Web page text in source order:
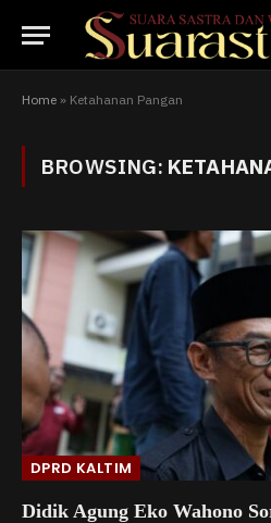
Home » Ketahanan Pangan
BROWSING:
DPRD KALTIM
Didik Agung Eko Wahono